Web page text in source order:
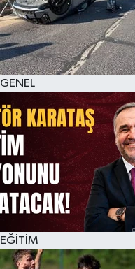
GENEL
EĞİTİM
KÜLTÜR SANAT
MAGAZİN
SAĞLIK
SİYASET
SPOR
TEKNOLOJİ
VİZYONDAKİLER